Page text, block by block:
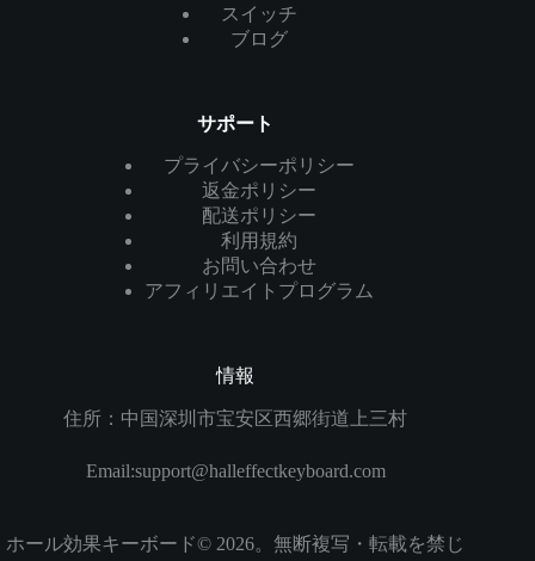
スイッチ
ブログ
サポート
プライバシーポリシー
返金ポリシー
配送ポリシー
利用規約
お問い合わせ
アフィリエイトプログラム
情報
住所：中国深圳市宝安区西郷街道上三村
Email:support@halleffectkeyboard.com
ホール効果キーボード© 2026。無断複写・転載を禁じ